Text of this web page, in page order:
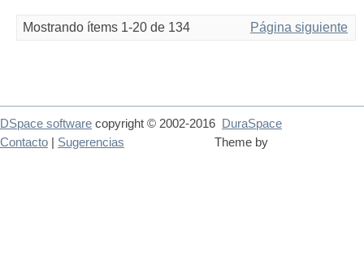
Mostrando ítems 1-20 de 134 Página siguiente
DSpace software copyright © 2002-2016
DuraSpace
Theme by
Contacto Sugerencias